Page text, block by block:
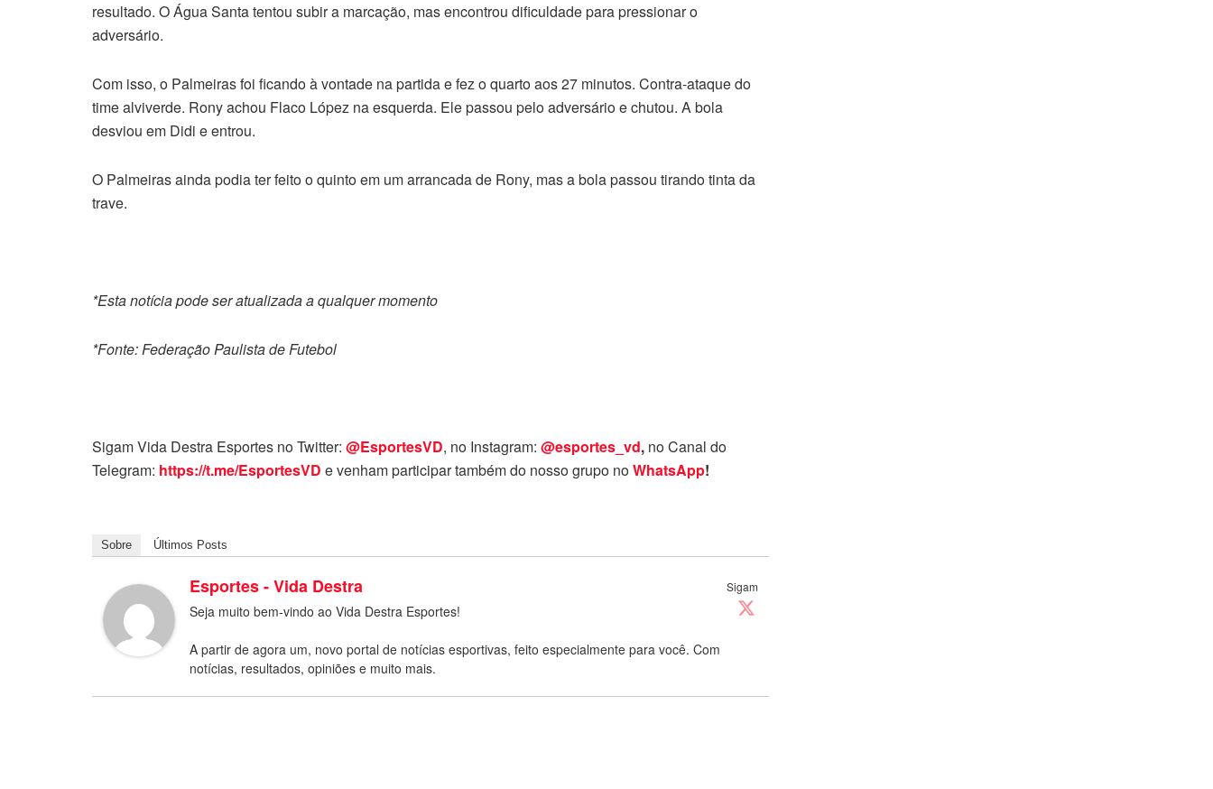
resultado. O Água Santa tentou subir a marcação, mas encontrou dificuldade para pressionar o
adversário.
Com isso, o Palmeiras foi ficando à vontade na partida e fez o quarto aos 27 minutos. Contra-ataque do
time alviverde. Rony achou Flaco López na esquerda. Ele passou pelo adversário e chutou. A bola
desviou em Didi e entrou.
O Palmeiras ainda podia ter feito o quinto em um arrancada de Rony, mas a bola passou tirando tinta da
trave.
*Esta notícia pode ser atualizada a qualquer momento
*Fonte: Federação Paulista de Futebol
Sigam Vida Destra Esportes no Twitter: @EsportesVD, no Instagram: @esportes_vd, no Canal do
Telegram: https://t.me/EsportesVD e venham participar também do nosso grupo noWhatsApp!
Sobre Últimos Posts
Sigam
Esportes - Vida Destra
Seja muito bem-vindo ao Vida Destra Esportes!
A partir de agora um, novo portal de notícias esportivas, feito especialmente para você. Com
notícias, resultados, opiniões e muito mais.